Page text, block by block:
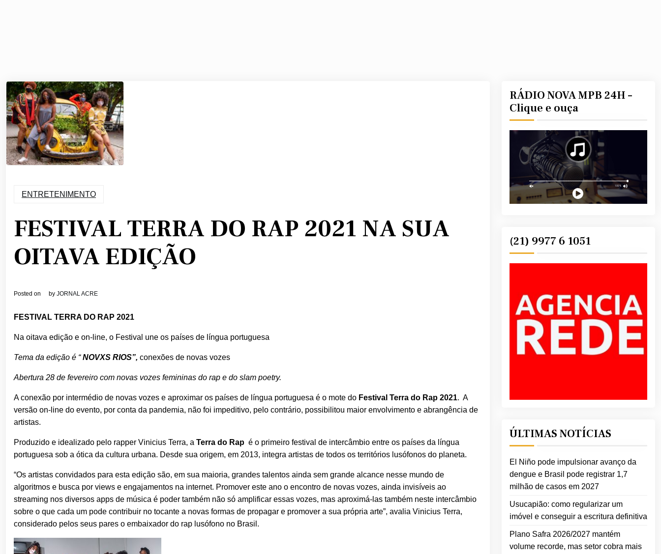
ENTRETENIMENTO
FESTIVAL TERRA DO RAP 2021 NA SUA
OITAVA EDIÇÃO
Posted on by JORNAL ACRE
FESTIVAL TERRA DO RAP 2021
Na oitava edição e on-line, o Festival une os países de língua portuguesa
Tema da edição é “NOVXS RIOS”, conexões de novas vozes
Abertura 28 de fevereiro com novas vozes femininas do rap e do slam poetry.
A conexão por intermédio de novas vozes e aproximar os países de língua portuguesa é o mote do Festival Terra do Rap 2021. A
versão on-line do evento, por conta da pandemia, não foi impeditivo, pelo contrário, possibilitou maior envolvimento e abrangência de
artistas.
Produzido e idealizado pelo rapper Vinicius Terra, a Terra do Rap é o primeiro festival de intercâmbio entre os países da língua
portuguesa sob a ótica da cultura urbana. Desde sua origem, em 2013, integra artistas de todos os territórios lusófonos do planeta.
“Os artistas convidados para esta edição são, em sua maioria, grandes talentos ainda sem grande alcance nesse mundo de
algoritmos e busca por views e engajamentos na internet. Promover este ano o encontro de novas vozes, ainda invisíveis ao
streaming nos diversos apps de música é poder também não só amplificar essas vozes, mas aproximá-las também neste intercâmbio
sobre o que cada um pode contribuir no tocante a novas formas de propagar e promover a sua própria arte”, avalia Vinicius Terra,
considerado pelos seus pares o embaixador do rap lusófono no Brasil.
RÁDIO NOVA MPB 24H –
Clique e ouça
(21) 9977 6 1051
ÚLTIMAS NOTÍCIAS
El Niño pode impulsionar avanço da
dengue e Brasil pode registrar 1,7
milhão de casos em 2027
Usucapião: como regularizar um
imóvel e conseguir a escritura definitiva
Plano Safra 2026/2027 mantém
volume recorde, mas setor cobra mais